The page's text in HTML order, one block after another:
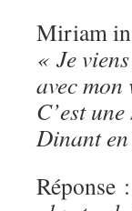
Miriam
« Je
avec
C’est
Dinant
Réponse :